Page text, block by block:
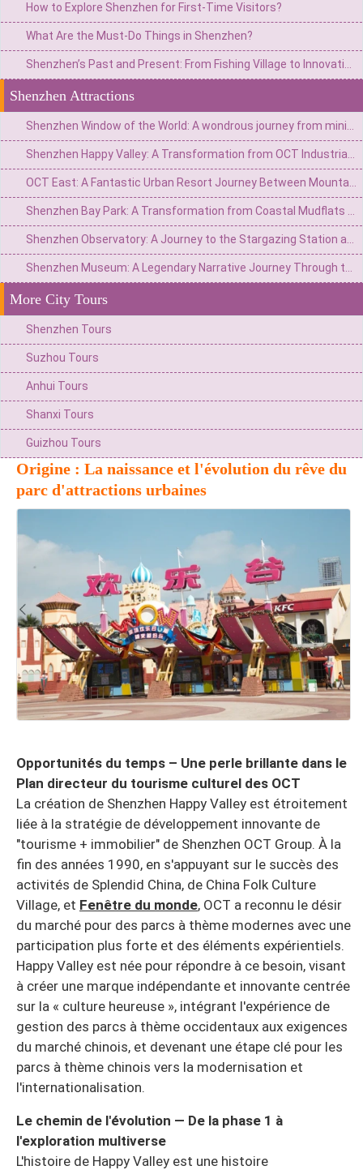
How to Explore Shenzhen for First-Time Visitors?
What Are the Must-Do Things in Shenzhen?
Shenzhen Attractions
More City Tours
Shenzhen Tours
Suzhou Tours
Anhui Tours
Shanxi Tours
Guizhou Tours
Origine : La naissance et l'évolution du rêve du
parc d'attractions urbaines
Opportunités du temps – Une perle brillante dans le
Plan directeur du tourisme culturel des OCT
La création de Shenzhen Happy Valley est étroitement
liée à la stratégie de développement innovante de
"tourisme + immobilier" de Shenzhen OCT Group. À la
fin des années 1990, en s'appuyant sur le succès des
activités de Splendid China, de China Folk Culture
Village, et Fenêtre du monde, OCT a reconnu le désir
du marché pour des parcs à thème modernes avec une
participation plus forte et des éléments expérientiels.
Happy Valley est née pour répondre à ce besoin, visant
à créer une marque indépendante et innovante centrée
sur la « culture heureuse », intégrant l'expérience de
gestion des parcs à thème occidentaux aux exigences
du marché chinois, et devenant une étape clé pour les
parcs à thème chinois vers la modernisation et
l'internationalisation.
Le chemin de l'évolution — De la phase 1 à
l'exploration multiverse
L'histoire de Happy Valley est une histoire